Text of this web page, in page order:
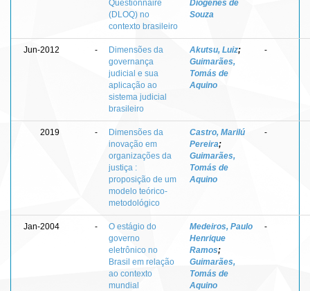
Questionnaire
(DLOQ) no
contexto brasileiro
Diógenes de
Souza
Jun-2012 -
Dimensões da
governança
judicial e sua
aplicação ao
sistema judicial
brasileiro
Akutsu, Luiz;
Guimarães,
Tomás de
Aquino
-
2019 -
Dimensões da
inovação em
organizações da
justiça :
proposição de um
modelo teórico-
metodológico
Castro, Marilú
Pereira;
Guimarães,
Tomás de
Aquino
-
Jan-2004 -
O estágio do
governo
eletrônico no
Brasil em relação
ao contexto
mundial
Medeiros, Paulo
Henrique
Ramos;
Guimarães,
Tomás de
Aquino
-